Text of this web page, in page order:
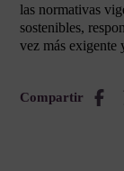
las normativas
sostenibles,
vez más exigente
Compartir